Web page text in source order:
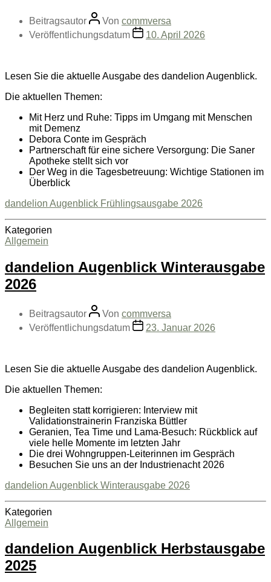
Beitragsautor Von commversa
Veröffentlichungsdatum
10. April 2026
Lesen Sie die aktuelle Ausgabe des dandelion Augenblick.
Die aktuellen Themen:
Mit Herz und Ruhe: Tipps im Umgang mit Menschen
mit Demenz
Debora Conte im Gespräch
Partnerschaft für eine sichere Versorgung: Die Saner
Apotheke stellt sich vor
Der Weg in die Tagesbetreuung: Wichtige Stationen im
Überblick
dandelion Augenblick Frühlingsausgabe 2026
Kategorien
Allgemein
dandelion Augenblick Winterausgabe
2026
Beitragsautor Von commversa
Veröffentlichungsdatum
23. Januar 2026
Lesen Sie die aktuelle Ausgabe des dandelion Augenblick.
Die aktuellen Themen:
Begleiten statt korrigieren: Interview mit
Validationstrainerin Franziska Büttler
Geranien, Tea Time und Lama-Besuch: Rückblick auf
viele helle Momente im letzten Jahr
Die drei Wohngruppen-Leiterinnen im Gespräch
Besuchen Sie uns an der Industrienacht 2026
dandelion Augenblick Winterausgabe 2026
Kategorien
Allgemein
dandelion Augenblick Herbstausgabe
2025